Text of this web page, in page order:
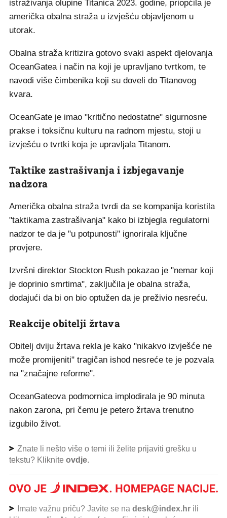
istraživanja olupine Titanica 2023. godine, priopćila je
američka obalna straža u izvješću objavljenom u
utorak.
Obalna straža kritizira gotovo svaki aspekt djelovanja
OceanGatea i način na koji je upravljano tvrtkom, te
navodi više čimbenika koji su doveli do Titanovog
kvara.
OceanGate je imao "kritično nedostatne" sigurnosne
prakse i toksičnu kulturu na radnom mjestu, stoji u
izvješću o tvrtki koja je upravljala Titanom.
Taktike zastrašivanja i izbjegavanje
nadzora
Američka obalna straža tvrdi da se kompanija koristila
"taktikama zastrašivanja" kako bi izbjegla regulatorni
nadzor te da je "u potpunosti" ignorirala ključne
provjere.
Izvršni direktor Stockton Rush pokazao je "nemar koji
je doprinio smrtima", zaključila je obalna straža,
dodajući da bi on bio optužen da je preživio nesreću.
Reakcije obitelji žrtava
Obitelj dviju žrtava rekla je kako "nikakvo izvješće ne
može promijeniti" tragičan ishod nesreće te je pozvala
na "značajne reforme".
OceanGateova podmornica implodirala je 90 minuta
nakon zarona, pri čemu je petero žrtava trenutno
izgubilo život.
Znate li nešto više o temi ili želite prijaviti grešku u
tekstu? Kliknite ovdje.
Imate važnu priču? Javite se na desk@index.hr ili